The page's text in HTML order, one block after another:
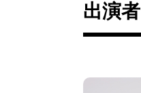
出演者